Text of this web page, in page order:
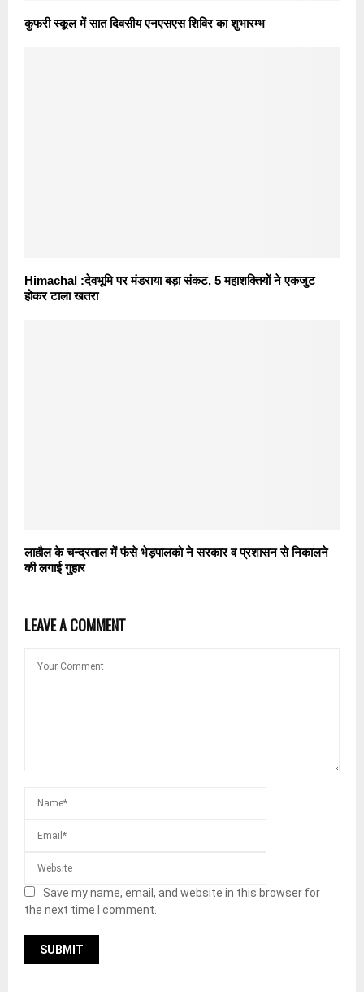
कुफरी स्कूल में सात दिवसीय एनएसएस शिविर का शुभारम्भ
Himachal :देवभूमि पर मंडराया बड़ा संकट, 5 महाशक्तियों ने एकजुट
होकर टाला खतरा
लाहौल के चन्द्रताल में फंसे भेड़पालको ने सरकार व प्रशासन से निकालने
की लगाई गुहार
LEAVE A COMMENT
Save my name, email, and website in this browser for
the next time I comment.